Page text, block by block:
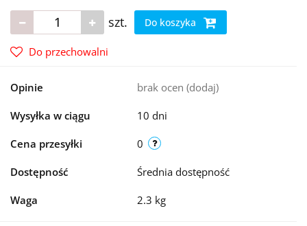
szt. Do koszyka
Do przechowalni
Opinie brak ocen (dodaj)
Wysyłka w ciągu 10 dni
Cena przesyłki 0
Dostępność Średnia dostępność
Waga 2.3 kg